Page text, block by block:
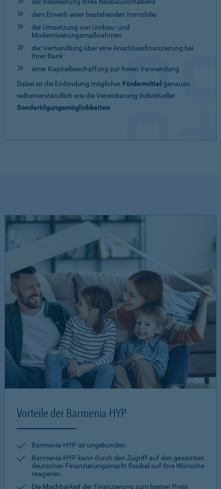
der Realisierung Ihres Neubauvorhabens
dem Erwerb einer bestehenden Immobilie
der Umsetzung von Umbau- und
Modernisierungsmaßnahmen
der Verhandlung über eine Anschlussfinanzierung bei
Ihrer Bank
einer Kapitalbeschaffung zur freien Verwendung
Dabei ist die Einbindung möglicher Fördermittel genauso
selbstverständlich wie die Vereinbarung individueller
Sondertilgungsmöglichkeiten.
Vorteile der Barmenia-HYP
Barmenia-HYP ist ungebunden.
Barmenia-HYP kann durch den Zugriff auf den gesamten
deutschen Finanzierungsmarkt flexibel auf Ihre Wünsche
reagieren.
Die Machbarkeit der Finanzierung zum besten Preis